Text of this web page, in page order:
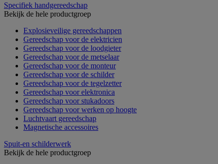
Specifiek handgereedschap
Bekijk de hele productgroep
Explosieveilige gereedschappen
Gereedschap voor de elektricien
Gereedschap voor de loodgieter
Gereedschap voor de metselaar
Gereedschap voor de monteur
Gereedschap voor de schilder
Gereedschap voor de tegelzetter
Gereedschap voor elektronica
Gereedschap voor stukadoors
Gereedschap voor werken op hoogte
Luchtvaart gereedschap
Magnetische accessoires
Spuit-en schilderwerk
Bekijk de hele productgroep